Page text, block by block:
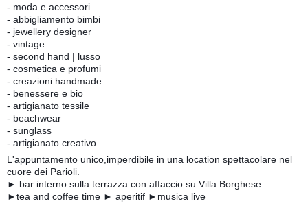
- moda e accessori
- abbigliamento bimbi
- jewellery designer
- vintage
- second hand | lusso
- cosmetica e profumi
- creazioni handmade
- benessere e bio
- artigianato tessile
- beachwear
- sunglass
- artigianato creativo
L'appuntamento unico,imperdibile in una location spettacolare nel
cuore dei Parioli.
► bar interno sulla terrazza con affaccio su Villa Borghese
►tea and coffee time ► aperitif ►musica live